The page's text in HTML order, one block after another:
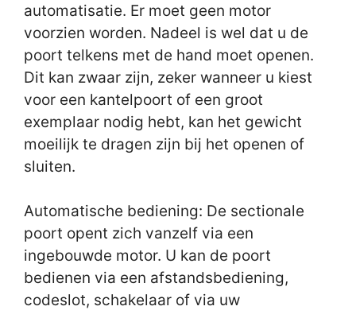
automatisatie. Er moet geen motor
voorzien worden. Nadeel is wel dat u de
poort telkens met de hand moet openen.
Dit kan zwaar zijn, zeker wanneer u kiest
voor een kantelpoort of een groot
exemplaar nodig hebt, kan het gewicht
moeilijk te dragen zijn bij het openen of
sluiten.
Automatische bediening: De sectionale
poort opent zich vanzelf via een
ingebouwde motor. U kan de poort
bedienen via een afstandsbediening,
codeslot, schakelaar of via uw